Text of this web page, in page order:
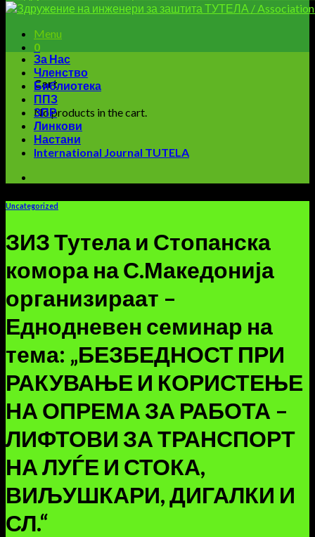
Menu
0
Cart
No products in the cart.
За Нас
Членство
Библиотека
ППЗ
ЗПР
Линкови
Настани
International Journal TUTELA
Uncategorized
ЗИЗ Тутела и Стопанска
комора на С.Македонија
организираат –
Еднодневен семинар на
тема: „БЕЗБЕДНОСТ ПРИ
РАКУВАЊЕ И КОРИСТЕЊЕ
НА ОПРЕМА ЗА РАБОТА –
ЛИФТОВИ ЗА ТРАНСПОРТ
НА ЛУЃЕ И СТОКА,
ВИЉУШКАРИ, ДИГАЛКИ И
СЛ.“